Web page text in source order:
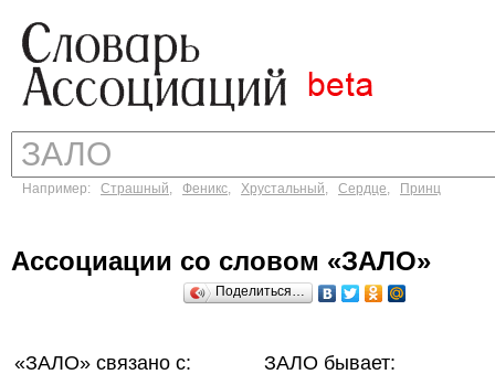
Например: Страшный, Феникс, Хрустальный, Сердце, Принц
Ассоциации со словом «ЗАЛО»
Поделиться…
«ЗАЛО» связано с: ЗАЛО бывает: